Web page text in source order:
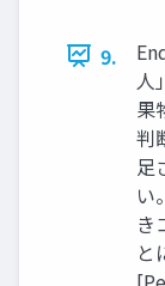
9.
人
果
判
足
い
き
と